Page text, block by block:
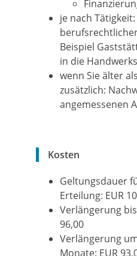
je nach
Beispiel
in die
wenn Sie älter
zusätzlich:
angemessenen
Kosten
Geltungsdauer
Erteilung: EUR
Verlängerung
96,00
Verlängerung
Monate: EUR